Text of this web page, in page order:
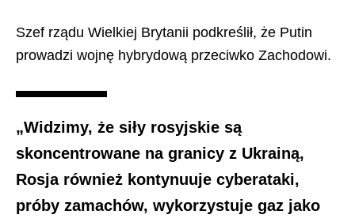
Szef rządu Wielkiej Brytanii podkreślił, że Putin
prowadzi wojnę hybrydową przeciwko Zachodowi.
„Widzimy, że siły rosyjskie są
skoncentrowane na granicy z Ukrainą,
Rosja również kontynuuje cyberataki,
próby zamachów, wykorzystuje gaz jako